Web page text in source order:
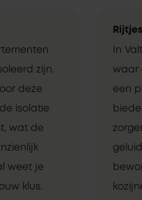
zijn.
deze
isolatie
wat de
weet je
klus.
In
waar
een